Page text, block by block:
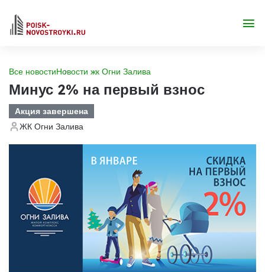
Все новостиНовости жк Огни Залива
Минус 2% на первый взнос
Акция завершена
ЖК Огни Залива